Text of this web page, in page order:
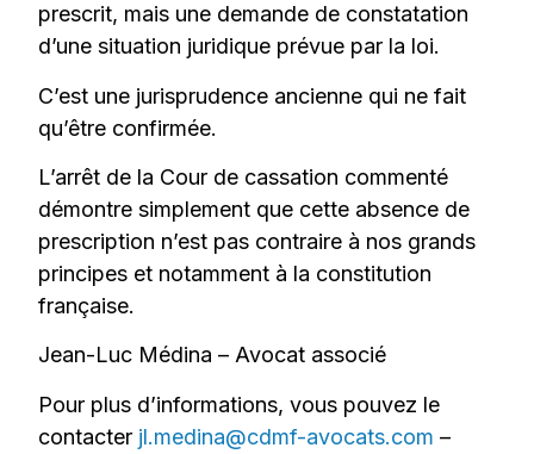
prescrit, mais une demande de constatation
d’une situation juridique prévue par la loi.
C’est une jurisprudence ancienne qui ne fait
qu’être confirmée.
L’arrêt de la Cour de cassation commenté
démontre simplement que cette absence de
prescription n’est pas contraire à nos grands
principes et notamment à la constitution
française.
Jean-Luc Médina – Avocat associé
Pour plus d’informations, vous pouvez le
contacter jl.medina@cdmf-avocats.com –